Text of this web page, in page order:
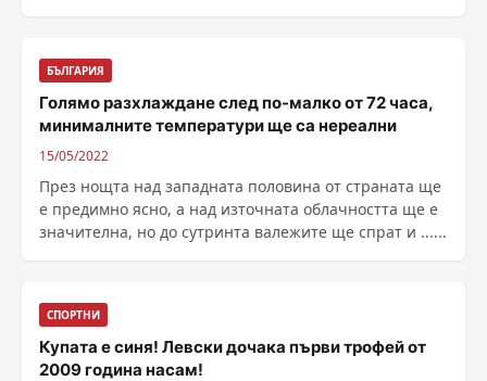
БЪЛГАРИЯ
Голямо разхлаждане след по-малко от 72 часа,
минималните температури ще са нереални
15/05/2022
През нощта над западната половина от страната ще
е предимно ясно, а над източната облачността ще е
значителна, но до сутринта валежите ще спрат и ......
СПОРТНИ
Купата е синя! Левски дочака първи трофей от
2009 година насам!